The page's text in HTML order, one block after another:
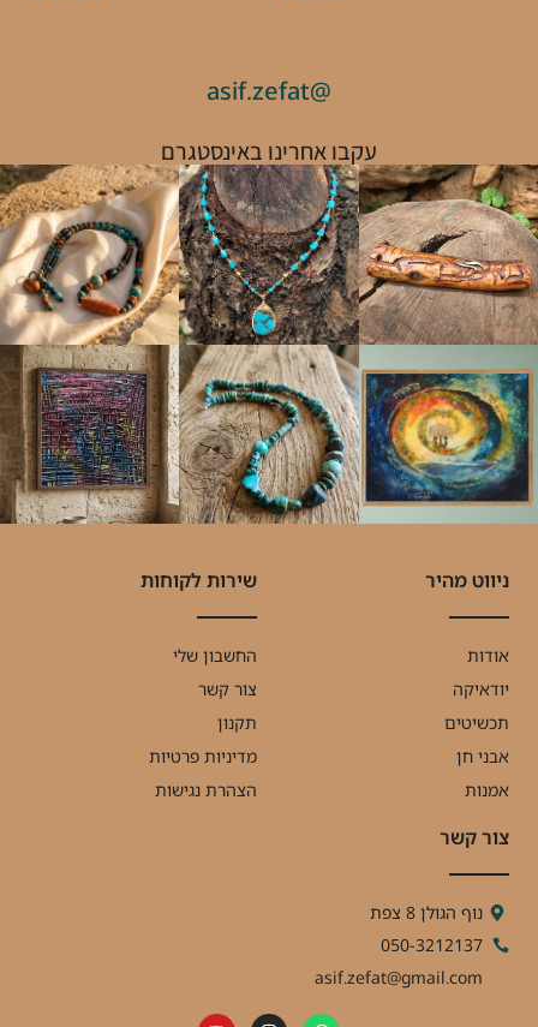
@asif.zefat
עקבו אחרינו באינסטגרם
ניווט מהיר
אודות
יודאיקה
תכשיטים
אבני חן
אמנות
שירות לקוחות
החשבון שלי
צור קשר
תקנון
מדיניות פרטיות
הצהרת נגישות
צור קשר
נוף הגולן 8 צפת
050-3212137
asif.zefat@gmail.com